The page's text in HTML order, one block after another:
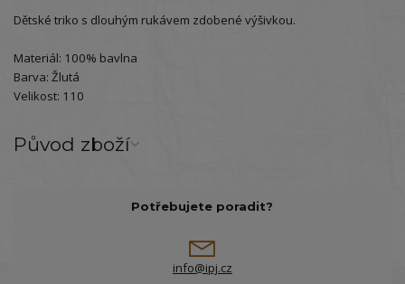
Dětské triko s dlouhým rukávem zdobené výšivkou.
Materiál: 100% bavlna
Barva: Žlutá
Velikost: 110
Původ zboží
Potřebujete poradit?
info@ipj.cz